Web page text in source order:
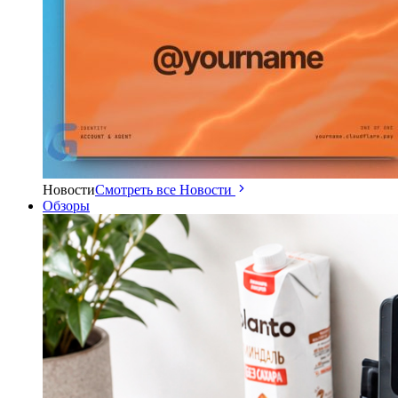
НовостиСмотреть все Новости
Обзоры